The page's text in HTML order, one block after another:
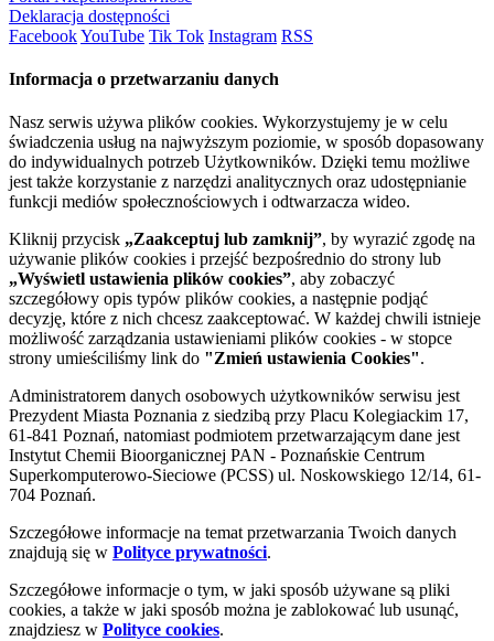
Deklaracja dostępności
FacebookYouTube Tik Tok Instagram RSS
Informacja o przetwarzaniu danych
Nasz serwis używa plików cookies. Wykorzystujemy je w celu
świadczenia usług na najwyższym poziomie, w sposób dopasowany
do indywidualnych potrzeb Użytkowników. Dzięki temu możliwe
jest także korzystanie z narzędzi analitycznych oraz udostępnianie
funkcji mediów społecznościowych i odtwarzacza wideo.
Kliknij przycisk „Zaakceptuj lub zamknij”, by wyrazić zgodę na
używanie plików cookies i przejść bezpośrednio do strony lub
„Wyświetl ustawienia plików cookies”, aby zobaczyć
szczegółowy opis typów plików cookies, a następnie podjąć
decyzję, które z nich chcesz zaakceptować. W każdej chwili istnieje
możliwość zarządzania ustawieniami plików cookies - w stopce
strony umieściliśmy link do "Zmień ustawienia Cookies".
Administratorem danych osobowych użytkowników serwisu jest
Prezydent Miasta Poznania z siedzibą przy Placu Kolegiackim 17,
61-841 Poznań, natomiast podmiotem przetwarzającym dane jest
Instytut Chemii Bioorganicznej PAN - Poznańskie Centrum
Superkomputerowo-Sieciowe (PCSS) ul. Noskowskiego 12/14, 61-
704 Poznań.
Szczegółowe informacje na temat przetwarzania Twoich danych
znajdują się w Polityce prywatności.
Szczegółowe informacje o tym, w jaki sposób używane są pliki
cookies, a także w jaki sposób można je zablokować lub usunąć,
znajdziesz w Polityce cookies.